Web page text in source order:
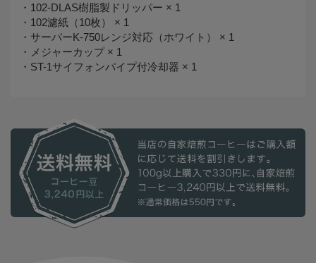
・102-DLAS樹脂製ドリッパー × 1
・102濾紙（10枚） × 1
・サーバーK-750レンジ対応（ホワイト） × 1
・メジャーカップ × 1
・ST-1サイフォンパイプ付冷却器 × 1